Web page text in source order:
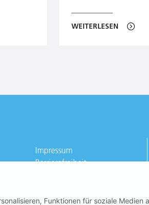
WEITERLESEN
Impressum
Barrierefreiheit
Funktionen für soziale